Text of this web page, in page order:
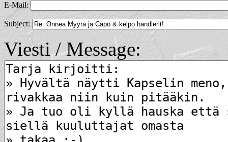
E-Mail:
Subject:
Viesti / Message: